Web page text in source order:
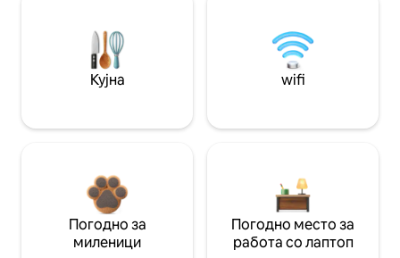
Кујна wifi
Погодно за
миленици
Погодно место за
работа со лаптоп